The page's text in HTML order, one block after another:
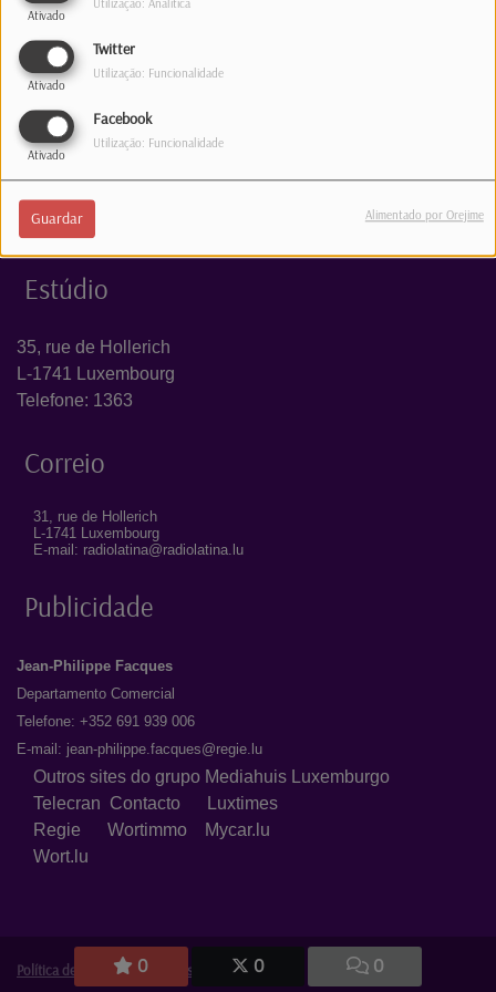
Ativado
Utilização: Analítica
Twitter
Ativado
Utilização: Funcionalidade
Facebook
Ativado
Utilização: Funcionalidade
Guardar Alimentado por Orejime
0 0 0
Estúdio
35, rue de Hollerich
L-1741 Luxembourg
Telefone: 1363
Correio
31, rue de Hollerich
L-1741 Luxembourg
E-mail: radiolatina@radiolatina.lu
Publicidade
Jean-Philippe Facques
Departamento Comercial
Telefone: +352 691 939 006
E-mail: jean-philippe.facques@regie.lu
Outros sites do grupo Mediahuis Luxemburgo
Telecran Contacto
Luxtimes
Regie Wortimmo
Mycar.lu
Wort.lu
Política de Privacidade| Avisos Legais